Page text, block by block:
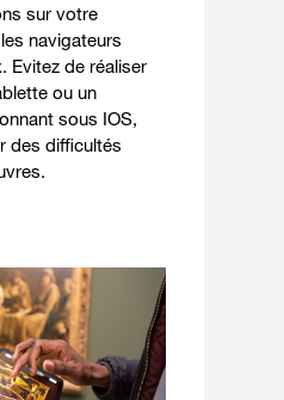
sur votre
navigateurs
Evitez de réaliser
ou un
sous IOS,
des difficultés